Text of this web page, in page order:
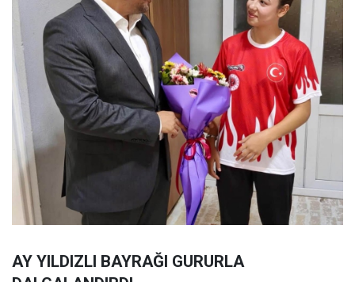
AY YILDIZLI BAYRAĞI GURURLA